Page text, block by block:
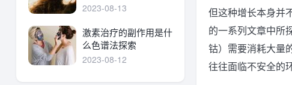
但这种增长本身并
的一系列文章中所
钴）需要消耗大量
往往面临不安全的
2023-08-13
激素治疗的副作用是什
么色谱法探索
2023-08-12